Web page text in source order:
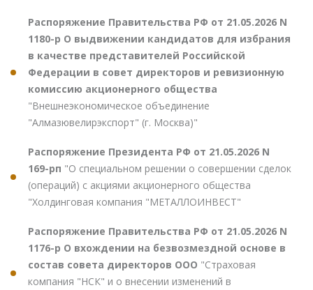
Распоряжение Правительства РФ от 21.05.2026 N
1180-р О выдвижении кандидатов для избрания
в качестве представителей Российской
Федерации в совет директоров и ревизионную
комиссию акционерного общества
"Внешнеэкономическое объединение
"Алмазювелирэкспорт" (г. Москва)"
Распоряжение Президента РФ от 21.05.2026 N
169-рп "О специальном решении о совершении сделок
(операций) с акциями акционерного общества
"Холдинговая компания "МЕТАЛЛОИНВЕСТ"
Распоряжение Правительства РФ от 21.05.2026 N
1176-р О вхождении на безвозмездной основе в
состав совета директоров ООО "Страховая
компания "НСК" и о внесении изменений в